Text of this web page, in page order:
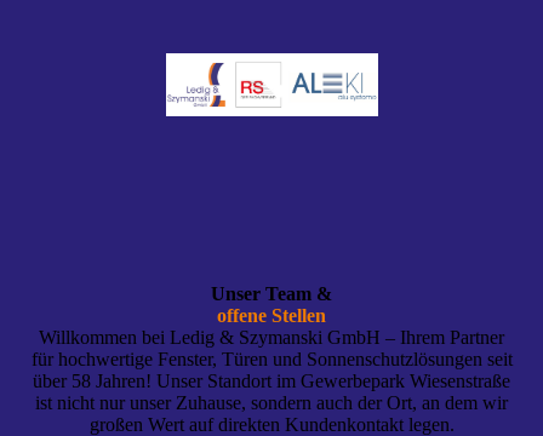
Unser Team &
offene Stellen
Willkommen bei Ledig & Szymanski GmbH – Ihrem Partner
für hochwertige Fenster, Türen und Sonnenschutzlösungen seit
über 58 Jahren! Unser Standort im Gewerbepark Wiesenstraße
ist nicht nur unser Zuhause, sondern auch der Ort, an dem wir
großen Wert auf direkten Kundenkontakt legen.